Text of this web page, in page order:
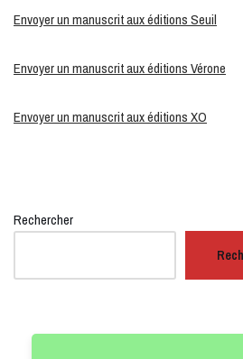
Envoyer un manuscrit aux éditions Seuil
Envoyer un manuscrit aux éditions Vérone
Envoyer un manuscrit aux éditions XO
Rechercher